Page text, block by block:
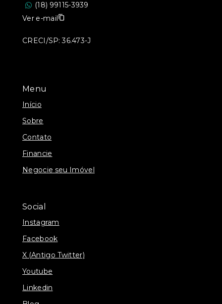
Menu
Início
Sobre
Contato
Financie
Negocie seu Imóvel
Social
Instagram
Facebook
X (Antigo Twitter)
Youtube
Linkedin
(18) 99115-3939
Ver e-mail
CRECI/SP: 36.473-J